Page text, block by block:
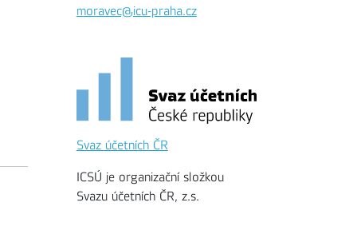
moravec@icu-praha.cz
Svaz účetních ČR
ICSÚ je organizační složkou
Svazu účetních ČR, z.s.